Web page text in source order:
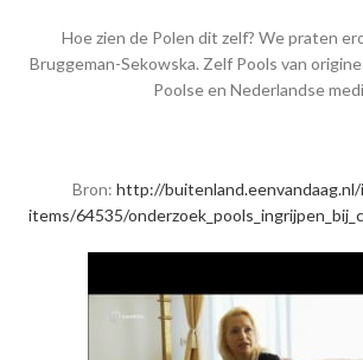
Hoe zien de Polen dit zelf? We praten
Bruggeman-Sekowska. Zelf Pools van
Poolse en Nederlandse
Bron: http://
items/64535/